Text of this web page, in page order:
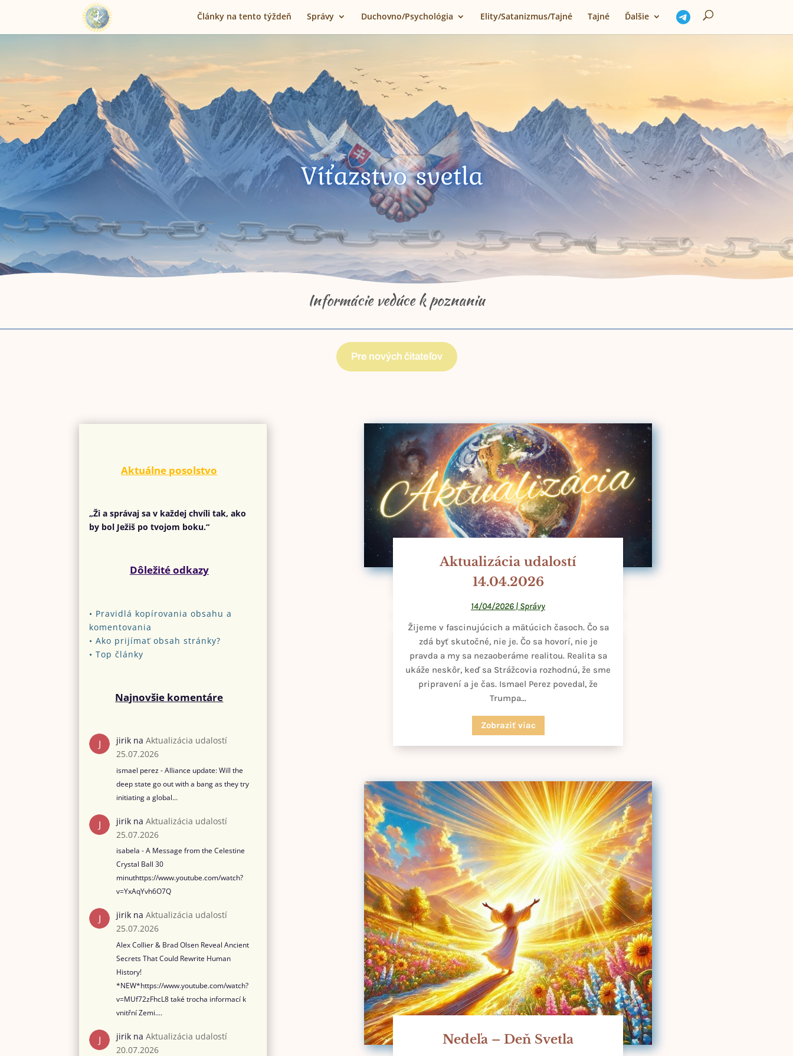
Články na tento týždeň Správy Duchovno/Psychológia Elity/Satanizmus/Tajné Tajné Ďalšie
Informácie vedúce k poznaniu
Pre nových čitateľov
Aktuálne posolstvo
„Ži a správaj sa v každej chvíli tak, ako
by bol Ježiš po tvojom boku.“
Dôležité odkazy
• Pravidlá kopírovania obsahu a
komentovania
•Ako prijímať obsah stránky?
•Top články
Najnovšie komentáre
jirikna Aktualizácia udalostí
25.07.2026
ismael perez - Alliance update: Will the
deep state go out with a bang as they try
initiating a global…
jirikna Aktualizácia udalostí
25.07.2026
isabela - A Message from the Celestine
Crystal Ball 30
minuthttps://www.youtube.com/watch?
v=YxAqYvh6O7Q
jirikna Aktualizácia udalostí
25.07.2026
Alex Collier & Brad Olsen Reveal Ancient
Secrets That Could Rewrite Human
History!
*NEW*https://www.youtube.com/watch?
v=MUf72zFhcL8 také trocha informací k
vnitřní Zemi....
jirikna Aktualizácia udalostí
20.07.2026
Aktualizácia udalostí
14.04.2026
14/04/2026 | Správy
Žijeme v fascinujúcich a mätúcich časoch. Čo sa
zdá byť skutočné, nie je. Čo sa hovorí, nie je
pravda a my sa nezaoberáme realitou. Realita sa
ukáže neskôr, keď sa Strážcovia rozhodnú, že sme
pripravení a je čas. Ismael Perez povedal, že
Trumpa...
Zobraziť viac
Nedeľa – Deň Svetla